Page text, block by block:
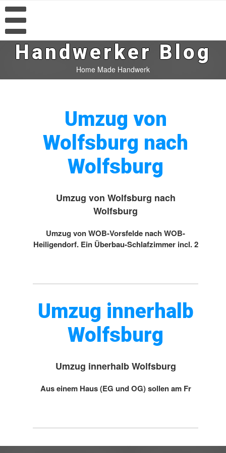
Handwerker Blog
Home Made Handwerk
Umzug von
Wolfsburg nach
Wolfsburg
Umzug von Wolfsburg nach
Wolfsburg
Umzug von WOB-Vorsfelde nach WOB-
Heiligendorf. Ein Überbau-Schlafzimmer incl. 2
Umzug innerhalb
Wolfsburg
Umzug innerhalb Wolfsburg
Aus einem Haus (EG und OG) sollen am Fr